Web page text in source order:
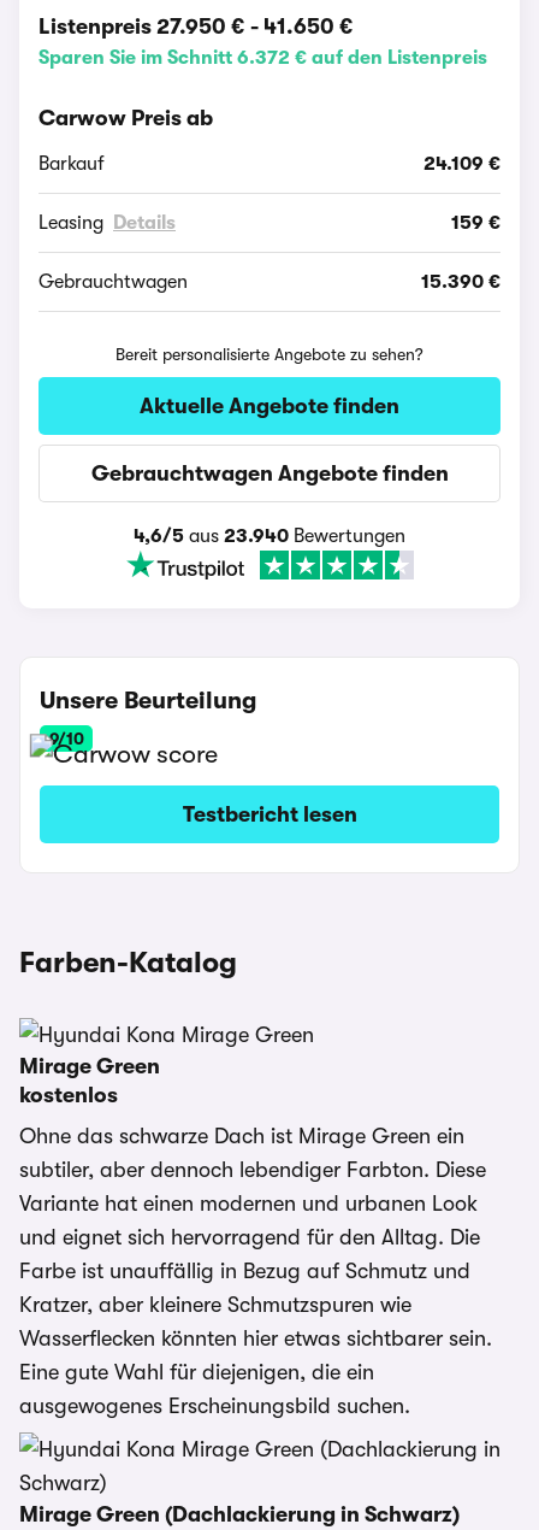
Listenpreis 27.950 € - 41.650 €
Sparen Sie im Schnitt 6.372 € auf den Listenpreis
Carwow Preis ab
Barkauf 24.109 €
Leasing Details 159 €
Gebrauchtwagen 15.390 €
Bereit personalisierte Angebote zu sehen?
Aktuelle Angebote finden
Gebrauchtwagen Angebote finden
4,6/5 aus 23.940 Bewertungen
Unsere Beurteilung
9/10
Testbericht lesen
Farben-Katalog
Mirage Green
kostenlos
Ohne das schwarze Dach ist Mirage Green ein
subtiler, aber dennoch lebendiger Farbton. Diese
Variante hat einen modernen und urbanen Look
und eignet sich hervorragend für den Alltag. Die
Farbe ist unauffällig in Bezug auf Schmutz und
Kratzer, aber kleinere Schmutzspuren wie
Wasserflecken könnten hier etwas sichtbarer sein.
Eine gute Wahl für diejenigen, die ein
ausgewogenes Erscheinungsbild suchen.
Mirage Green (Dachlackierung in Schwarz)